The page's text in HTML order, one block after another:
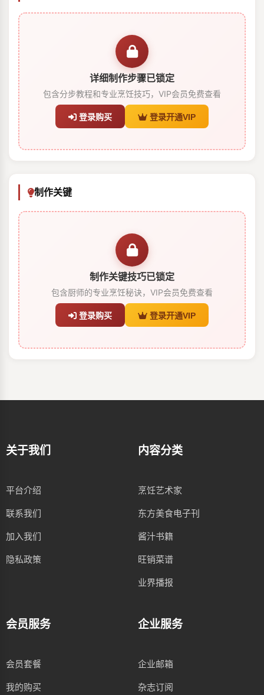
详细制作步骤已锁定
包含分步教程和专业烹饪技巧，VIP会员免费查看
登录购买 登录开通VIP
制作关键
制作关键技巧已锁定
包含厨师的专业烹饪秘诀，VIP会员免费查看
登录购买 登录开通VIP
关于我们
平台介绍
联系我们
加入我们
隐私政策
内容分类
烹饪艺术家
东方美食电子刊
酱汁书籍
旺销菜谱
业界播报
会员服务
会员套餐
我的购买
企业服务
企业邮箱
杂志订阅